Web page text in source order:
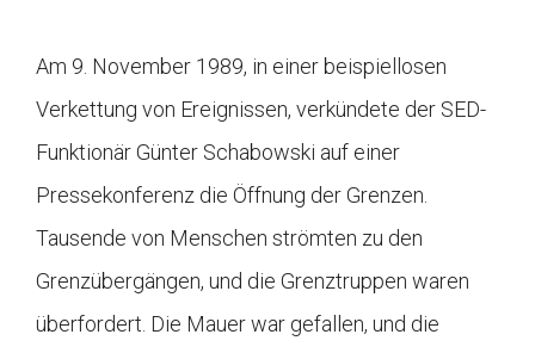
Am 9. November 1989, in einer beispiellosen
Verkettung von Ereignissen, verkündete der SED-
Funktionär Günter Schabowski auf einer
Pressekonferenz die Öffnung der Grenzen.
Tausende von Menschen strömten zu den
Grenzübergängen, und die Grenztruppen waren
überfordert. Die Mauer war gefallen, und die